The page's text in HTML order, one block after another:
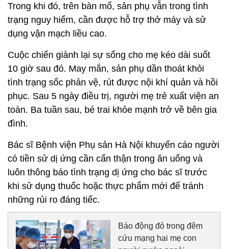
Trong khi đó, trên bàn mổ, sản phụ vẫn trong tình
trạng nguy hiểm, cần được hỗ trợ thở máy và sử
dụng vận mạch liều cao.
Cuộc chiến giành lại sự sống cho mẹ kéo dài suốt
10 giờ sau đó. May mắn, sản phụ dần thoát khỏi
tình trạng sốc phản vệ, rút được nội khí quản và hồi
phục. Sau 5 ngày điều trị, người mẹ trẻ xuất viện an
toàn. Ba tuần sau, bé trai khỏe mạnh trở về bên gia
đình.
Bác sĩ Bệnh viện Phụ sản Hà Nội khuyến cáo người
có tiền sử dị ứng cần cẩn thận trong ăn uống và
luôn thông báo tình trạng dị ứng cho bác sĩ trước
khi sử dụng thuốc hoặc thực phẩm mới để tránh
những rủi ro đáng tiếc.
Báo động đỏ trong đêm
cứu mạng hai mẹ con